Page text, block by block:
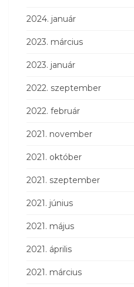
2024. január
2023. március
2023. január
2022. szeptember
2022. február
2021. november
2021. október
2021. szeptember
2021. június
2021. május
2021. április
2021. március